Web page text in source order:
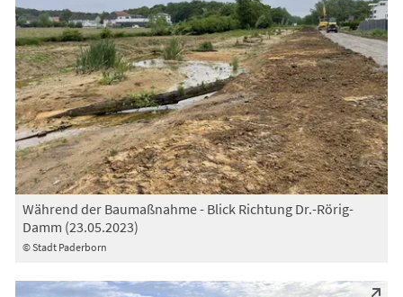
© Stadt Paderborn
Während der Baumaßnahme - Blick Richtung Dr.-Rörig-
Damm (23.05.2023)